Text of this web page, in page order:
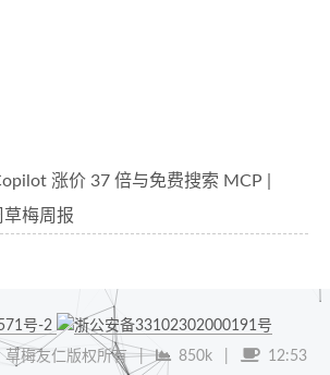
涨价 37 倍与免费搜索 MCP |
草梅周报
号-2
浙公安备33102302000191号
草梅友仁版权所有 | 850k
12:53